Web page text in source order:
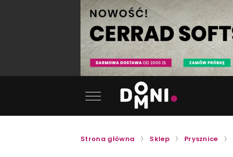
Strona główna Sklep Prysznice